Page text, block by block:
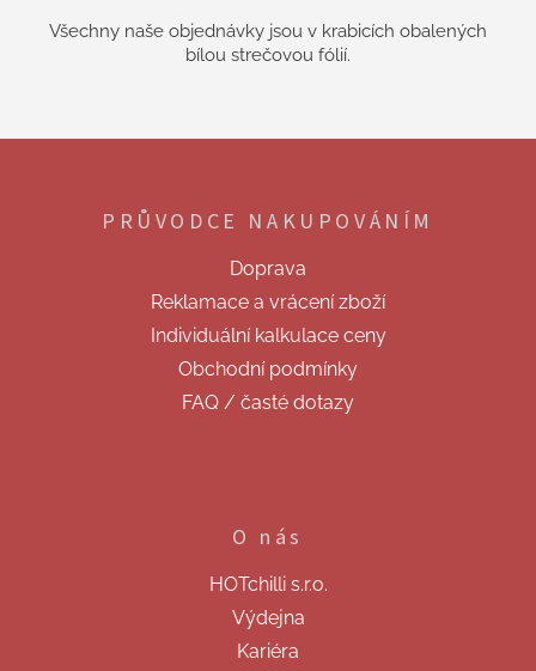
Všechny naše objednávky jsou v krabicích obalených
bílou strečovou fólií.
PRŮVODCE NAKUPOVÁNÍM
Doprava
Reklamace a vrácení zboží
Individuální kalkulace ceny
Obchodní podmínky
FAQ / časté dotazy
O nás
HOTchilli s.r.o.
Výdejna
Kariéra